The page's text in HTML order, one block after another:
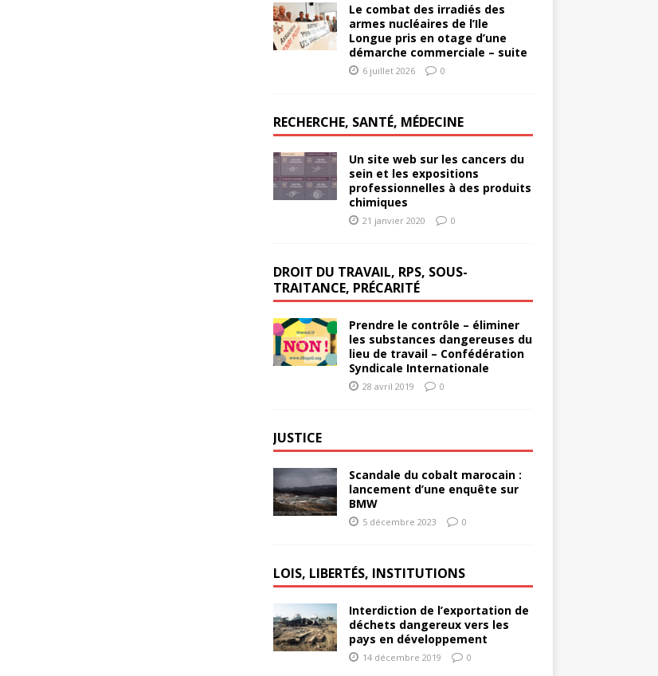
Le combat des irradiés des
armes nucléaires de l’Ile
Longue pris en otage d’une
démarche commerciale – suite
6 juillet 2026 0
RECHERCHE, SANTÉ, MÉDECINE
Un site web sur les cancers du
sein et les expositions
professionnelles à des produits
chimiques
21 janvier 2020 0
DROIT DU TRAVAIL, RPS, SOUS-
TRAITANCE, PRÉCARITÉ
Prendre le contrôle – éliminer
les substances dangereuses du
lieu de travail – Confédération
Syndicale Internationale
28 avril 2019 0
JUSTICE
Scandale du cobalt marocain :
lancement d’une enquête sur
BMW
5 décembre 2023 0
LOIS, LIBERTÉS, INSTITUTIONS
Interdiction de l’exportation de
déchets dangereux vers les
pays en développement
14 décembre 2019 0